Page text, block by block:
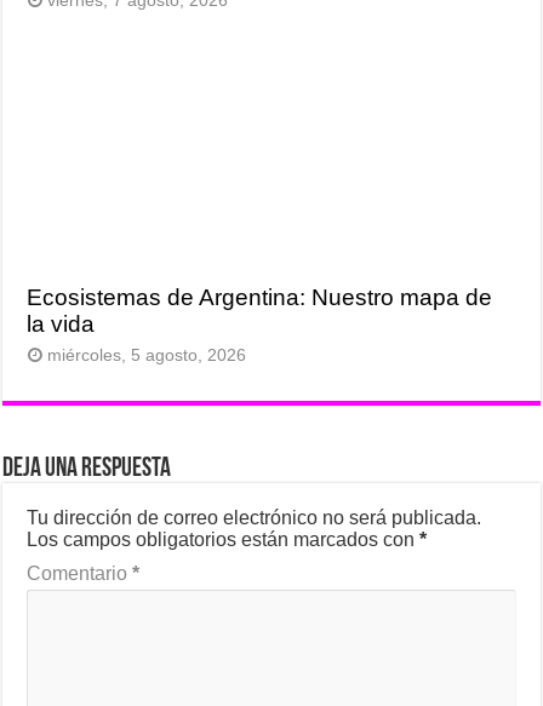
Ecosistemas de Argentina: Nuestro mapa de
la vida
miércoles, 5 agosto, 2026
Deja una respuesta
Tu dirección de correo electrónico no será publicada.
Los campos obligatorios están marcados con*
Comentario*